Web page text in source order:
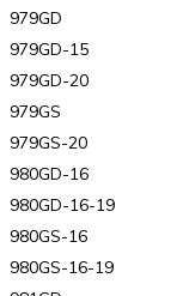
979GD
979GD-15
979GD-20
979GS
979GS-20
980GD-16
980GD-16-19
980GS-16
980GS-16-19